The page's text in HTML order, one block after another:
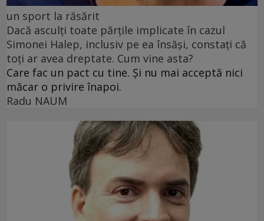
un sport la răsărit
Dacă asculți toate părțile implicate în cazul
Simonei Halep, inclusiv pe ea însăși, constați că
toți ar avea dreptate. Cum vine asta?
Care fac un pact cu tine. Și nu mai acceptă nici
măcar o privire înapoi.
Radu NAUM